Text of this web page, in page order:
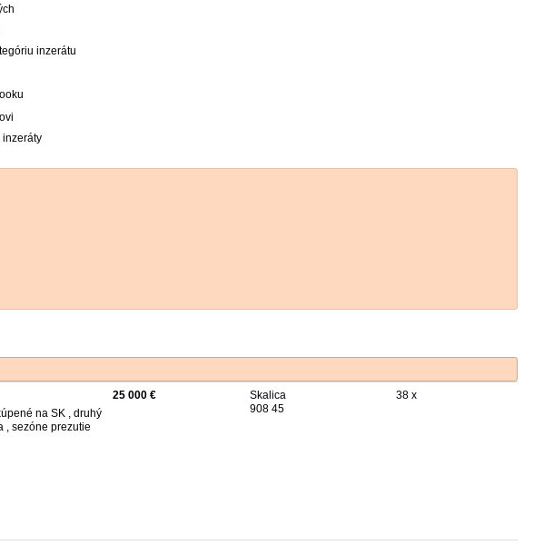
inzerátu
na SK , druhý
, sezóne prezutie
25 000 €
Skalica
908 45
38 x